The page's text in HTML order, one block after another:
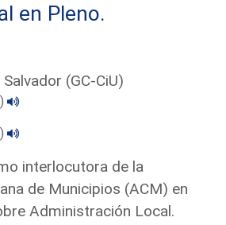
en Pleno.
(GC-CiU)
interlocutora de la
de Municipios (ACM) en
Administración Local.